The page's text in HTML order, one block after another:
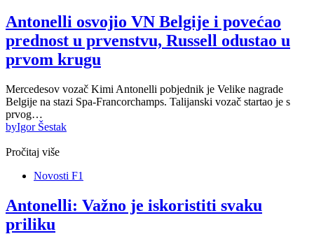
Antonelli osvojio VN Belgije i povećao
prednost u prvenstvu, Russell odustao u
prvom krugu
Mercedesov vozač Kimi Antonelli pobjednik je Velike nagrade
Belgije na stazi Spa-Francorchamps. Talijanski vozač startao je s
prvog…
byIgor Šestak
Pročitaj više
Novosti F1
Antonelli: Važno je iskoristiti svaku
priliku